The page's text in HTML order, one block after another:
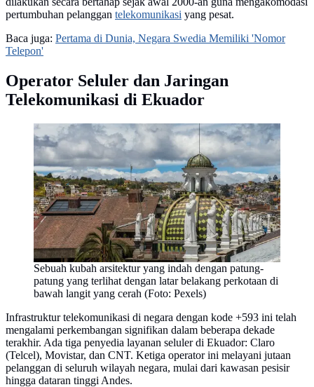
pertumbuhan pelanggan telekomunikasi yang pesat.
Baca juga: Pertama di Dunia, Negara Swedia Memiliki 'Nomor
Telepon'
Operator Seluler dan Jaringan
Telekomunikasi di Ekuador
Sebuah kubah arsitektur yang indah dengan patung-
patung yang terlihat dengan latar belakang perkotaan di
bawah langit yang cerah (Foto: Pexels)
Infrastruktur telekomunikasi di negara dengan kode +593 ini telah
mengalami perkembangan signifikan dalam beberapa dekade
terakhir. Ada tiga penyedia layanan seluler di Ekuador: Claro
(Telcel), Movistar, dan CNT. Ketiga operator ini melayani jutaan
pelanggan di seluruh wilayah negara, mulai dari kawasan pesisir
hingga dataran tinggi Andes.